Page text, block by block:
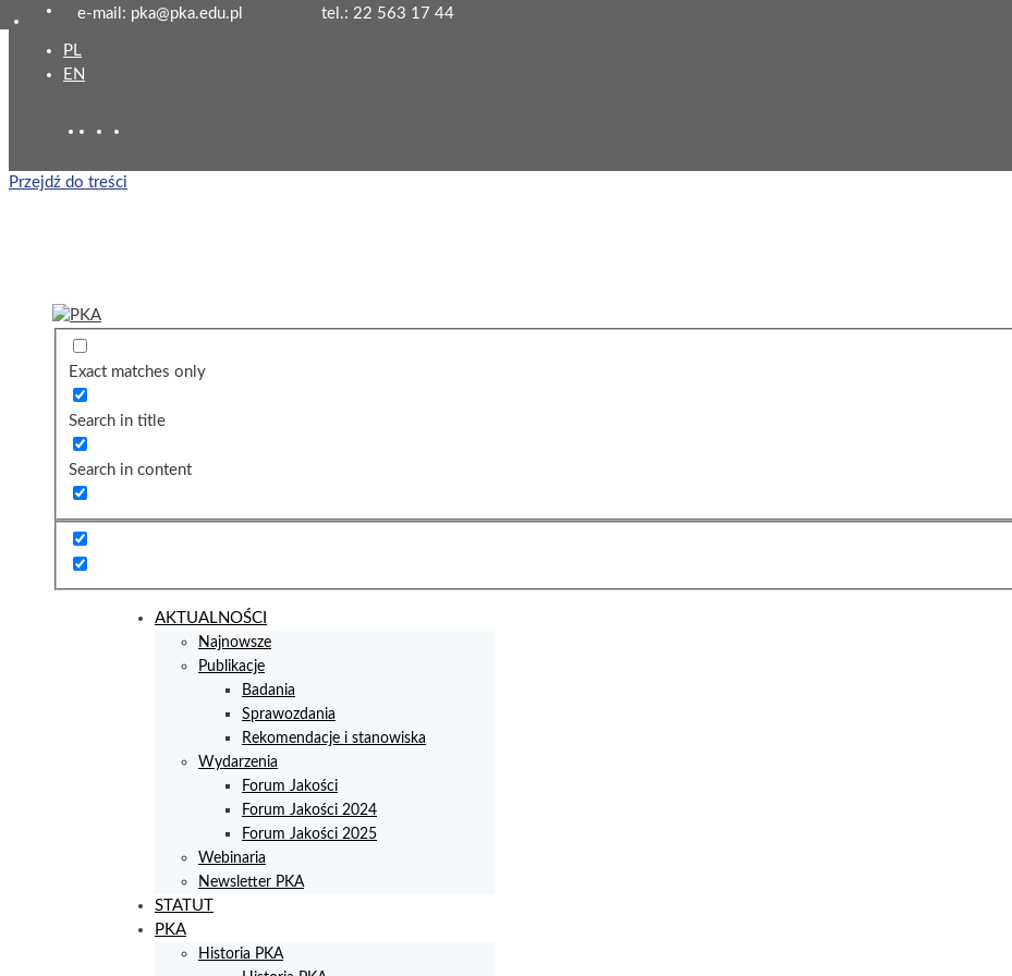
e-mail: pka@pka.edu.pl tel.: 22 563 17 44
PL
EN
Przejdź do treści
Exact matches only
Search in title
Search in content
AKTUALNOŚCI
Najnowsze
Publikacje
Badania
Sprawozdania
Rekomendacje i stanowiska
Wydarzenia
Forum Jakości
Forum Jakości 2024
Forum Jakości 2025
Webinaria
Newsletter PKA
STATUT
PKA
Historia PKA